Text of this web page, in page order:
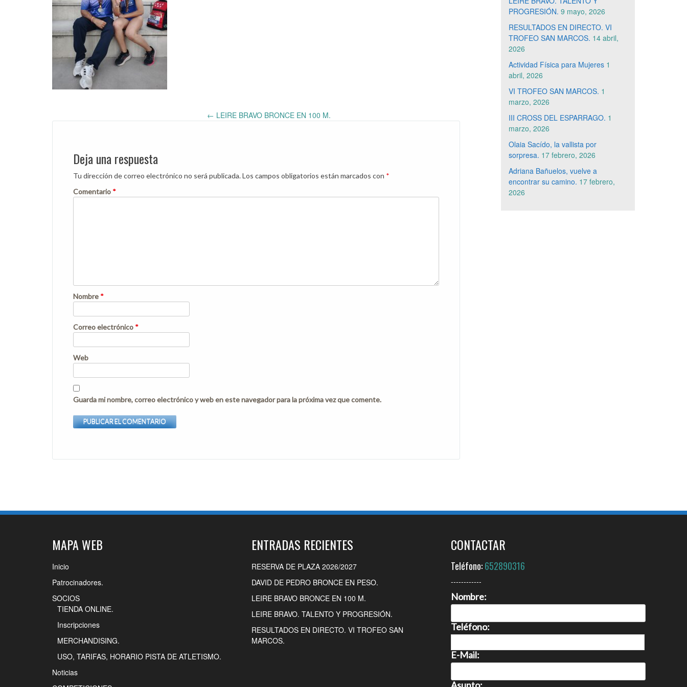
Post ← LEIRE BRAVO BRONCE EN 100 M.
Deja una respuesta
Tu dirección de correo electrónico no será publicada.Los campos obligatorios están marcados con *
Comentario *
Nombre *
Correo electrónico *
Web
Guarda mi nombre, correo electrónico y web en este navegador para la próxima vez que comente.
PROGRESIÓN. 9 mayo, 2026
RESULTADOS EN DIRECTO. VI
TROFEO SAN MARCOS. 14 abril,
2026
Actividad Física para Mujeres 1
abril, 2026
VI TROFEO SAN MARCOS. 1
marzo, 2026
III CROSS DEL ESPARRAGO. 1
marzo, 2026
Olaia Sacído, la vallista por
sorpresa. 17 febrero, 2026
Adriana Bañuelos, vuelve a
encontrar su camino. 17 febrero,
2026
MAPA WEB
Inicio
Patrocinadores.
SOCIOS
TIENDA ONLINE.
Inscripciones
MERCHANDISING.
USO, TARIFAS, HORARIO PISTA DE ATLETISMO.
Noticias
ENTRADAS RECIENTES
RESERVA DE PLAZA 2026/2027
DAVID DE PEDRO BRONCE EN PESO.
LEIRE BRAVO BRONCE EN 100 M.
LEIRE BRAVO. TALENTO Y PROGRESIÓN.
RESULTADOS EN DIRECTO. VI TROFEO SAN
MARCOS.
CONTACTAR
Teléfono:652890316
------------
Nombre:
Teléfono:
E-Mail: